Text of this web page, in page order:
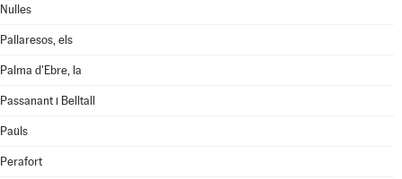
Nulles
Pallaresos, els
Palma d'Ebre, la
Passanant i Belltall
Paüls
Perafort